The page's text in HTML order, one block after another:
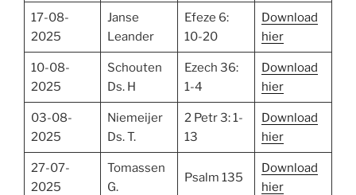
17-08-
2025
Janse
Leander
Efeze 6:
10-20
Download
hier
10-08-
2025
Schouten
Ds. H
Ezech 36:
1-4
Download
hier
03-08-
2025
Niemeijer
Ds. T.
2 Petr 3: 1-
13
Download
hier
27-07-
2025
Tomassen
G.
Psalm 135
Download
hier